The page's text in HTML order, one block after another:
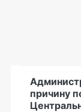
причину